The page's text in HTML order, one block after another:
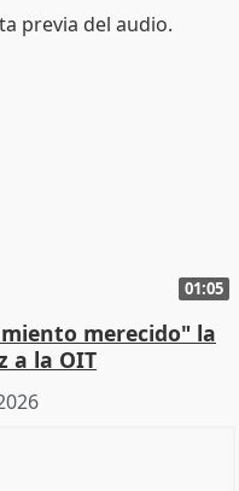
01:05
merecido" la
a la OIT